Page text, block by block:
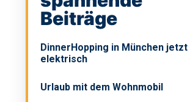
Beiträge
DinnerHopping in München jetzt
elektrisch
Urlaub mit dem Wohnmobil